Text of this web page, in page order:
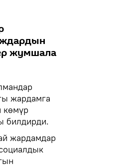
жумшала
жардамга
көмүр
билдирди.
жардамдар